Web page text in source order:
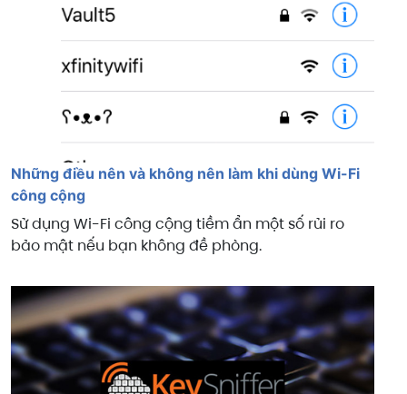
Những điều nên và không nên làm khi dùng Wi-Fi
công cộng
Sử dụng Wi-Fi công cộng tiềm ẩn một số rủi ro
bảo mật nếu bạn không đề phòng.